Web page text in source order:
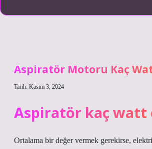
Aspiratör Motoru Kaç
Tarih: Kasım 3, 2024
Aspiratör kaç watt
Ortalama bir değer vermek gerekirse,